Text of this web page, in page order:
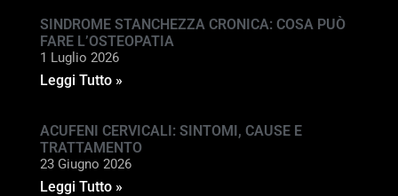
SINDROME STANCHEZZA CRONICA: COSA PUÒ
FARE L’OSTEOPATIA
1 Luglio 2026
Leggi Tutto »
ACUFENI CERVICALI: SINTOMI, CAUSE E
TRATTAMENTO
23 Giugno 2026
Leggi Tutto »